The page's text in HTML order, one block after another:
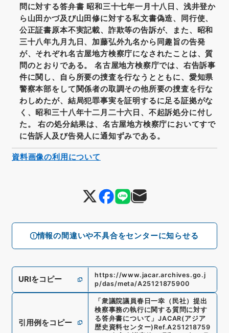
情報の間違いや不具合をセンターに知らせる
問に対する答弁書 昭和三十七年一月十八日、浅井登か
ら山田かづ及び山田修に対する私文書偽造、同行使、
公正証書原本不実記載、詐欺等の告訴が、また、昭和
三十八年九月九日、加藤弘外九名から同趣旨の告発
が、それぞれ名古屋地方検察庁になされたことは、質
問のとおりである。 名古屋地方検察庁では、右告訴事
件に関し、自ら所要の捜査を行なうとともに、愛知県
警察本部をして関係者の取調その他所要の捜査を行な
わしめたが、結局犯罪事実を証明するに足る証拠がな
く、昭和三十八年十二月二十六日、不起訴処分に付し
た。 右の処分結果は、名古屋地方検察庁においてすで
に告訴人及び告発人に通知ずみである。
URIをコピー
https://www.jacar.archives.go.j
p/das/meta/A25121875900
引用例をコピー
「衆議院議員春日一幸（民社）提出
検察事務の執行に関する質問に対す
る答弁書について 」JACAR(アジア
歴史資料センター) Ref.A251218759
資料画像の利用について